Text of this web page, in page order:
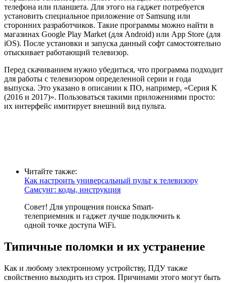
телефона или планшета. Для этого на гаджет потребуется
установить специальное приложение от Samsung или
сторонних разработчиков. Такие программы можно найти в
магазинах Google Play Market (для Android) или App Store (для
iOS). После установки и запуска данный софт самостоятельно
отыскивает работающий телевизор.
Перед скачиванием нужно убедиться, что программа подходит
для работы с телевизором определенной серии и года
выпуска. Это указано в описании к ПО, например, «Серия K
(2016 и 2017)». Пользоваться такими приложениями просто:
их интерфейс имитирует внешний вид пульта.
Читайте также:
Как настроить универсальный пульт к телевизору
Самсунг: коды, инструкция
Совет! Для упрощения поиска Smart-
телеприемник и гаджет лучше подключить к
одной точке доступа WiFi.
Типичные поломки и их устранение
Как и любому электронному устройству, ПДУ также
свойственно выходить из строя. Причинами этого могут быть